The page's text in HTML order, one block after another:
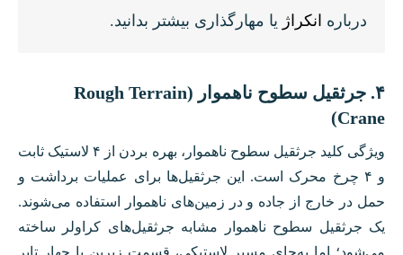
درباره انکراژ یا مهارگذاری بیشتر بدانید.
۴. جرثقیل سطوح ناهموار (Rough Terrain
Crane)
ویژگی کلید جرثقیل سطوح ناهموار، بهره بردن از ۴ لاستیک ثابت
و ۴ چرخ محرک است. این جرثقیل‌ها برای عملیات برداشت و
حمل در خارج از جاده و در زمین‌های ناهموار استفاده می‌شوند.
یک جرثقیل سطوح ناهموار مشابه جرثقیل‌های کراولر ساخته
می‌شود؛ اما به‌جای مسیر لاستیکی، قسمت زیرین با چهار تایر